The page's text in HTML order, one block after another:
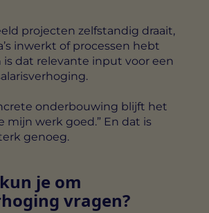
projecten zelfstandig draait,
inwerkt of processen hebt
is dat relevante input voor een
onderbouwing blijft het
mijn werk goed.” En dat is
genoeg.
je om
vragen?